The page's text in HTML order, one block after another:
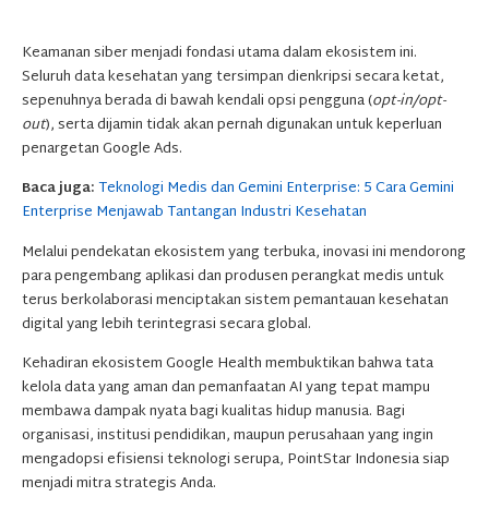
Keamanan siber menjadi fondasi utama dalam ekosistem ini.
Seluruh data kesehatan yang tersimpan dienkripsi secara ketat,
sepenuhnya berada di bawah kendali opsi pengguna (opt-in/opt-
out), serta dijamin tidak akan pernah digunakan untuk keperluan
penargetan Google Ads.
Baca juga:Teknologi Medis dan Gemini Enterprise: 5 Cara Gemini
Enterprise Menjawab Tantangan Industri Kesehatan
Melalui pendekatan ekosistem yang terbuka, inovasi ini mendorong
para pengembang aplikasi dan produsen perangkat medis untuk
terus berkolaborasi menciptakan sistem pemantauan kesehatan
digital yang lebih terintegrasi secara global.
Kehadiran ekosistem Google Health membuktikan bahwa tata
kelola data yang aman dan pemanfaatan AI yang tepat mampu
membawa dampak nyata bagi kualitas hidup manusia. Bagi
organisasi, institusi pendidikan, maupun perusahaan yang ingin
mengadopsi efisiensi teknologi serupa, PointStar Indonesia siap
menjadi mitra strategis Anda.